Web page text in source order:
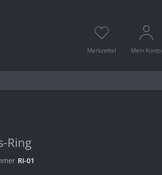
Merkzettel Mein Konto
Ring
RI-01